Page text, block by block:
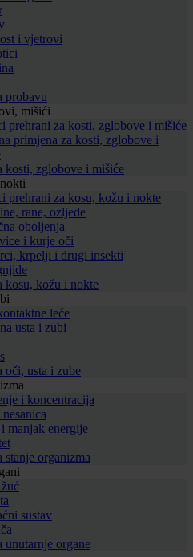
i vjetrovi
probavu
mišići
prehrani za kosti, zglobove i mišiće
primjena za kosti, zglobove i
kosti, zglobove i mišiće
prehrani za kosu, kožu i nokte
rane, ozljede
oboljenja
i kurje oči
krpelji i drugi insekti
kosu, kožu i nokte
leće
usta i zubi
oči, usta i zube
i koncentracija
nesanica
manjak energije
stanje organizma
sustav
unutarnje organe